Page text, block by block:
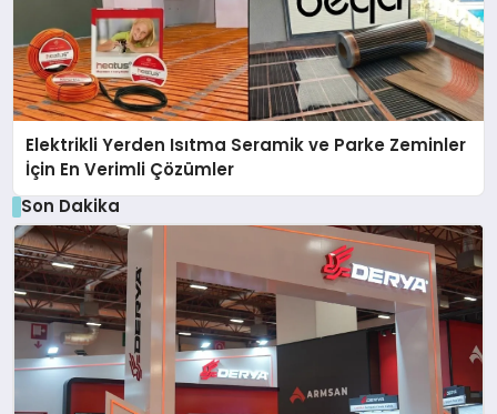
Elektrikli Yerden Isıtma Seramik ve Parke Zeminler
İçin En Verimli Çözümler
Son Dakika